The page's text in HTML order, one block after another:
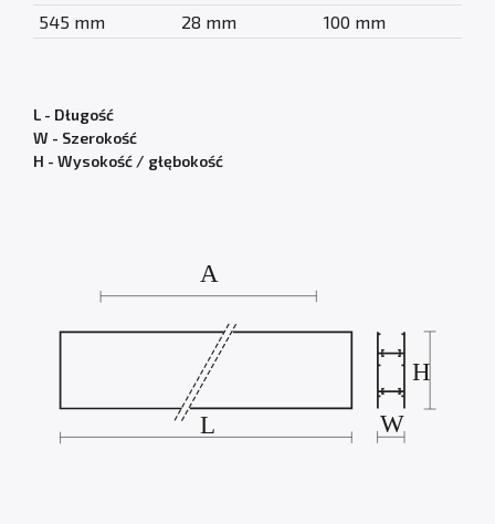
545 mm
28 mm 100 mm
L - Długość
W - Szerokość
H - Wysokość / głębokość